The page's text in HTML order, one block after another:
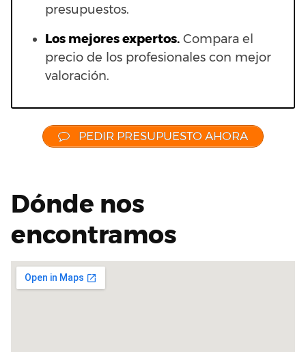
presupuestos.
Los mejores expertos. Compara el
precio de los profesionales con mejor
valoración.
PEDIR PRESUPUESTO AHORA
Dónde nos
encontramos